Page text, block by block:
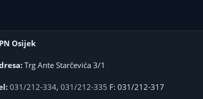
Osijek
Trg Ante Starčevića 3/1
031/212-334,031/212-335 F: 031/212-317